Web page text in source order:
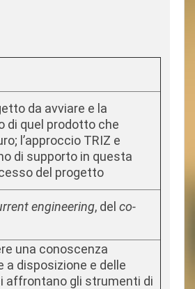
da avviare e la
di quel prodotto che
l’approccio TRIZ e
di supporto in questa
del progetto
engineering, del co-
una conoscenza
a disposizione e delle
affrontano gli strumenti di